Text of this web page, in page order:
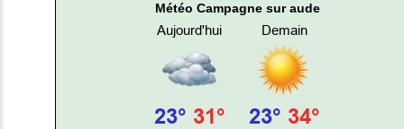
Météo Campagne sur aude